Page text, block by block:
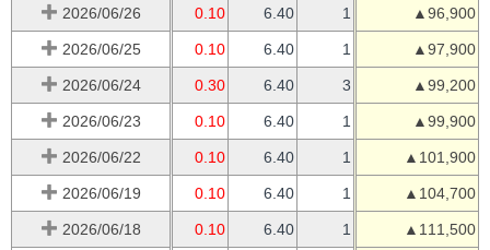
2026/06/26 0.10 6.40 1 ▲96,900
2026/06/25 0.10 6.40 1 ▲97,900
2026/06/24 0.30 6.40 3 ▲99,200
2026/06/23 0.10 6.40 1 ▲99,900
2026/06/22 0.10 6.40 1 ▲101,900
2026/06/19 0.10 6.40 1 ▲104,700
2026/06/18 0.10 6.40 1 ▲111,500